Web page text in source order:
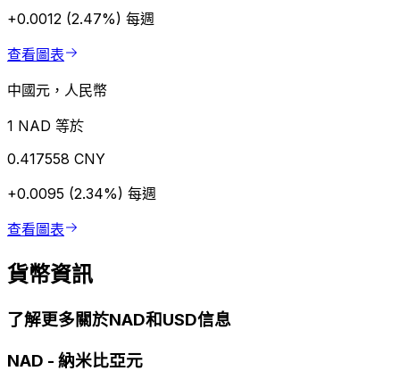
+0.0012 (2.47%) 每週
查看圖表
中國元，人民幣
1 NAD 等於
0.417558 CNY
+0.0095 (2.34%) 每週
查看圖表
貨幣資訊
了解更多關於NAD和USD信息
NAD - 納米比亞元